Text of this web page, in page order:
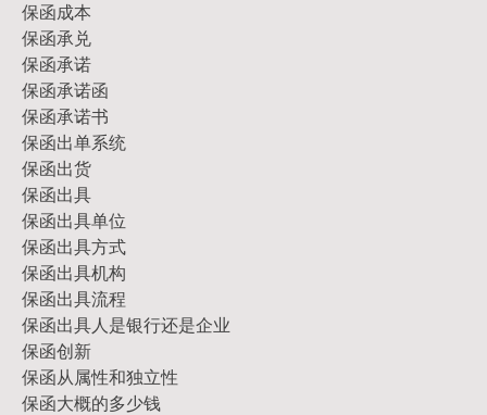
保函成本
保函承兑
保函承诺
保函承诺函
保函承诺书
保函出单系统
保函出货
保函出具
保函出具单位
保函出具方式
保函出具机构
保函出具流程
保函出具人是银行还是企业
保函创新
保函从属性和独立性
保函大概的多少钱